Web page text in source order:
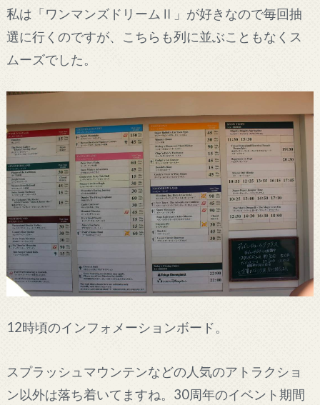
私は「ワンマンズドリームⅡ」が好きなので毎回抽
選に行くのですが、こちらも列に並ぶこともなくス
ムーズでした。
12時頃のインフォメーションボード。
スプラッシュマウンテンなどの人気のアトラクショ
ン以外は落ち着いてますね。30周年のイベント期間